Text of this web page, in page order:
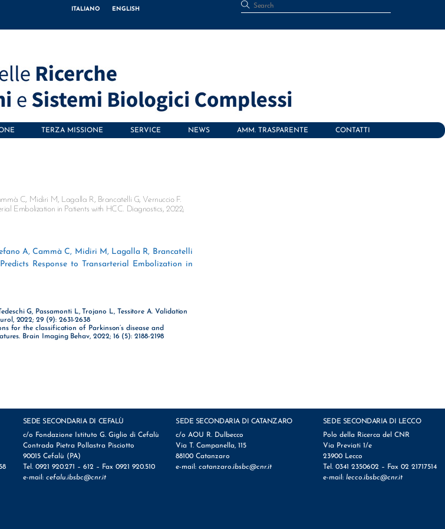
ITALIANO ENGLISH
TERZA MISSIONE SERVICE NEWS AMM. TRASPARENTE CONTATTI
C, Midiri M, Lagalla R, Brancatelli G, Vernuccio F.
Embolization in Patients with HCC. Diagnostics, 2022;
A, Cammà C, Midiri M, Lagalla R, Brancatelli
Response to Transarterial Embolization in
G, Passamonti L, Trojano L, Tessitore A. Validation
2022; 29 (9): 2631-2638
for the classification of Parkinson’s disease and
Brain Imaging Behav, 2022; 16 (5): 2188-2198
SEDE SECONDARIA DI CEFALÙ
c/o Fondazione Istituto G. Giglio di Cefalù
Contrada Pietra Pollastra Pisciotto
90015 Cefalù (PA)
Tel. 0921 920.271 – 612 – Fax 0921 920.510
e-mail: cefalu.ibsbc@cnr.it
SEDE SECONDARIA DI CATANZARO
c/o AOU R. Dulbecco
Via T. Campanella, 115
88100 Catanzaro
e-mail: catanzaro.ibsbc@cnr.it
SEDE SECONDARIA DI LECCO
Polo della Ricerca del CNR
Via Previati 1/e
23900 Lecco
Tel. 0341 2350602 – Fax 02 21717514
e-mail: lecco.ibsbc@cnr.it